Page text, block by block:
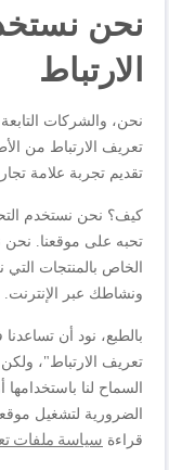
نحن
الارتباط
نحن، والشركات
تعريف الارتباط من
تقديم تجربة علامة
كيف؟ نحن نستخدم
تحبه على موقعنا.
الخاص بالمنتجات التي
ونشاطك عبر الإنترنت.
بالطبع، نود أن
تعريف الارتباط"،
السماح لنا
الضرورية لتشغيل
قراءة سياسة ملفات